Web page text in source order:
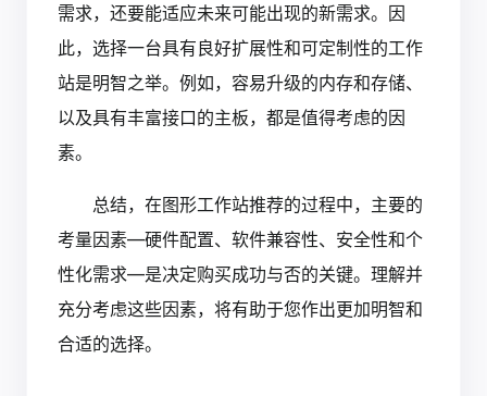
需求，还要能适应未来可能出现的新需求。因
此，选择一台具有良好扩展性和可定制性的工作
站是明智之举。例如，容易升级的内存和存储、
以及具有丰富接口的主板，都是值得考虑的因
素。
总结，在图形工作站推荐的过程中，主要的
考量因素—硬件配置、软件兼容性、安全性和个
性化需求—是决定购买成功与否的关键。理解并
充分考虑这些因素，将有助于您作出更加明智和
合适的选择。‍